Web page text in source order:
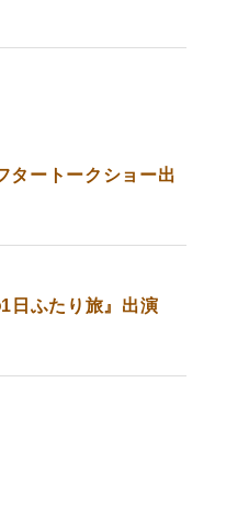
タートークショー出
日ふたり旅』出演